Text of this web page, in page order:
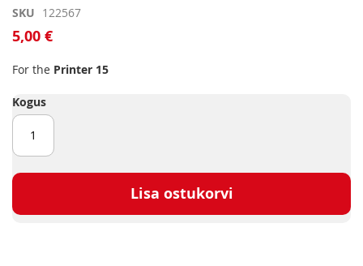
Skip
to
the
of
images
gallery
SKU 122567
5,00 €
For the Printer 15
Kogus
Lisa ostukorvi